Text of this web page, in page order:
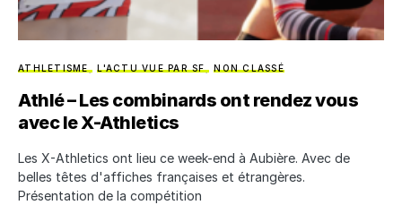
ATHLETISME L'ACTU VUE PAR SF NON CLASSÉ
Athlé – Les combinards ont rendez vous
avec le X-Athletics
Les X-Athletics ont lieu ce week-end à Aubière. Avec de
belles têtes d'affiches françaises et étrangères.
Présentation de la compétition